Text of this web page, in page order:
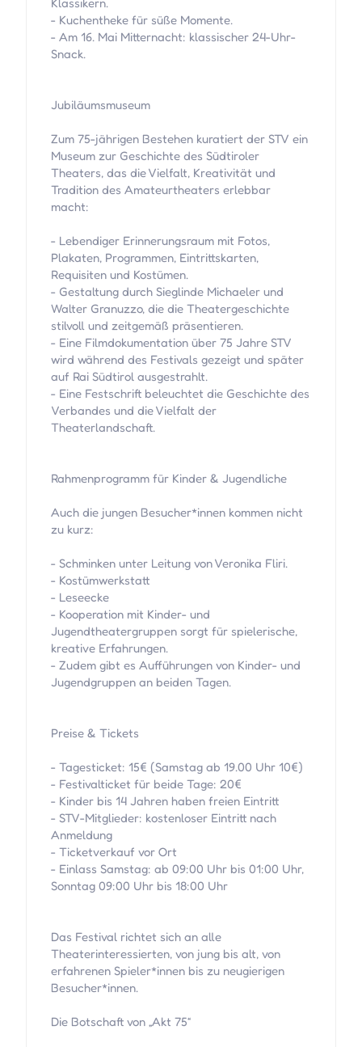
- Kuchentheke für süße Momente.
- Am 16. Mai Mitternacht: klassischer 24-Uhr-
Snack.
Jubiläumsmuseum
Zum 75-jährigen Bestehen kuratiert der STV ein
Museum zur Geschichte des Südtiroler
Theaters, das die Vielfalt, Kreativität und
Tradition des Amateurtheaters erlebbar
macht:
- Lebendiger Erinnerungsraum mit Fotos,
Plakaten, Programmen, Eintrittskarten,
Requisiten und Kostümen.
- Gestaltung durch Sieglinde Michaeler und
Walter Granuzzo, die die Theatergeschichte
stilvoll und zeitgemäß präsentieren.
- Eine Filmdokumentation über 75 Jahre STV
wird während des Festivals gezeigt und später
auf Rai Südtirol ausgestrahlt.
- Eine Festschrift beleuchtet die Geschichte des
Verbandes und die Vielfalt der
Theaterlandschaft.
Rahmenprogramm für Kinder & Jugendliche
Auch die jungen Besucher*innen kommen nicht
zu kurz:
- Schminken unter Leitung von Veronika Fliri.
- Kostümwerkstatt
- Leseecke
- Kooperation mit Kinder- und
Jugendtheatergruppen sorgt für spielerische,
kreative Erfahrungen.
- Zudem gibt es Aufführungen von Kinder- und
Jugendgruppen an beiden Tagen.
Preise & Tickets
- Tagesticket: 15€ (Samstag ab 19.00 Uhr 10€)
- Festivalticket für beide Tage: 20€
- Kinder bis 14 Jahren haben freien Eintritt
- STV-Mitglieder: kostenloser Eintritt nach
Anmeldung
- Ticketverkauf vor Ort
- Einlass Samstag: ab 09:00 Uhr bis 01:00 Uhr,
Sonntag 09:00 Uhr bis 18:00 Uhr
Das Festival richtet sich an alle
Theaterinteressierten, von jung bis alt, von
erfahrenen Spieler*innen bis zu neugierigen
Besucher*innen.
Die Botschaft von „Akt 75“